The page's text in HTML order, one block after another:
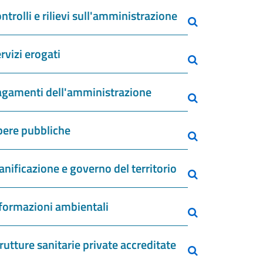
e rilievi sull'amministrazione
erogati
dell'amministrazione
pubbliche
e governo del territorio
ambientali
sanitarie private accreditate